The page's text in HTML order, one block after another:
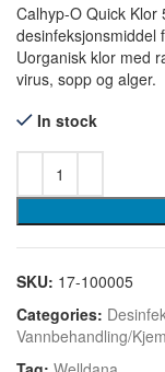
Calhyp-O Quick Klor
desinfeksjonsmiddel
Uorganisk klor med
virus, sopp og alger.
In stock
SKU: 17-100005
Categories:
Vannbehandling/